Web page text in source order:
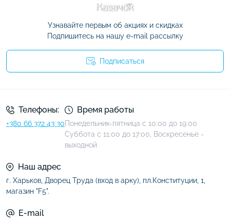
Узнавайте первым об акциях и скидках
Подпишитесь на нашу e-mail рассылку
Подписаться
Телефоны:
+380 66 372 43 30
Время работы
Понедельник-пятница с 10:00 до 19:00
Суббота с 11:00 до 17:00, Воскресенье -
выходной
Наш адрес
г. Харьков, Дворец Труда (вход в арку), пл.Конституции, 1,
магазин "F5".
E-mail